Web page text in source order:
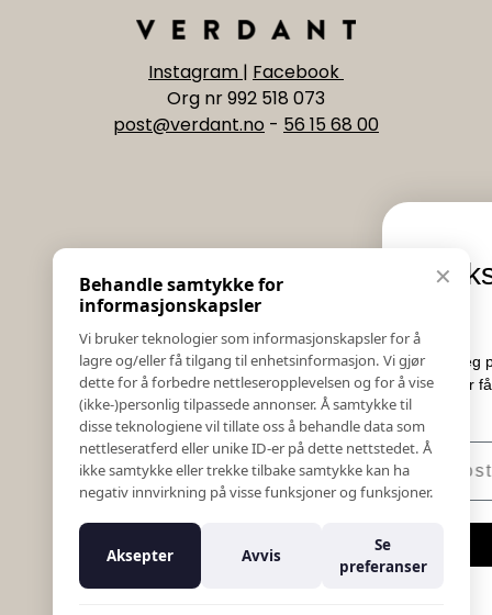
Instagram | Facebook
Org nr 992 518 073
post@verdant.no - 56 15 68 00
Informasjon
Salgs & Leveringsbetingelser
Registrer reklamasjon eller retur
Kontakt Oss
Bildebank
Følg Oss
Prislister
Etiske Retningslinjer
Åpenhetsloven
Varsling om kritikkverdige forhold
✕
Behandle samtykke for
informasjonskapsler
Vi bruker teknologier som informasjonskapsler for å
lagre og/eller få tilgang til enhetsinformasjon. Vi gjør
dette for å forbedre nettleseropplevelsen og for å vise
(ikke-)personlig tilpassede annonser. Å samtykke til
disse teknologiene vil tillate oss å behandle data som
nettleseratferd eller unike ID-er på dette nettstedet. Å
ikke samtykke eller trekke tilbake samtykke kan ha
negativ innvirkning på visse funksjoner og funksjoner.
Aksepter Avvis
Se
preferanser
Eksklusive
Meld deg på vårt nyhetsbrev og
Her får du innblikk i nyheter,
konkurranser.
E-post
Meld meg på